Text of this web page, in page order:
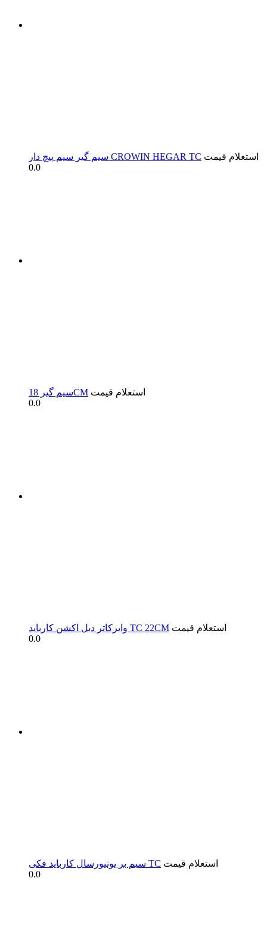
سیم گیر سیم پیچ دار CROWIN HEGAR TC استعلام قیمت
0.0
سیم گیر 18CM استعلام قیمت
0.0
وایرکاتر دبل اکشن کارباید TC 22CM استعلام قیمت
0.0
سیم بر یونیورسال کارباید فکی TC استعلام قیمت
0.0